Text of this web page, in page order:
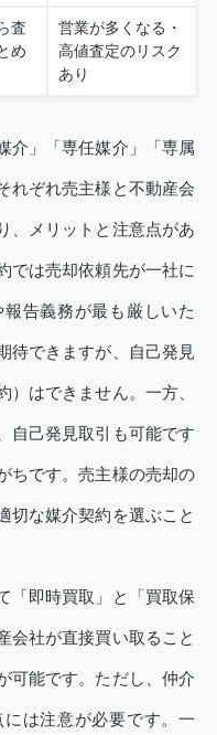
査
め
営業が多くなる・
高値査定のリスク
あり
介」「専任媒介」「専属
れぞれ売主様と不動産会
、メリットと注意点があ
では売却依頼先が一社に
告義務が最も厳しいた
待できますが、自己発見
はできません。一方、
自己発見取引も可能です
ちです。売主様の売却の
切な媒介契約を選ぶこと
「即時買取」と「買取保
会社が直接買い取ること
可能です。ただし、仲介
は注意が必要です。一